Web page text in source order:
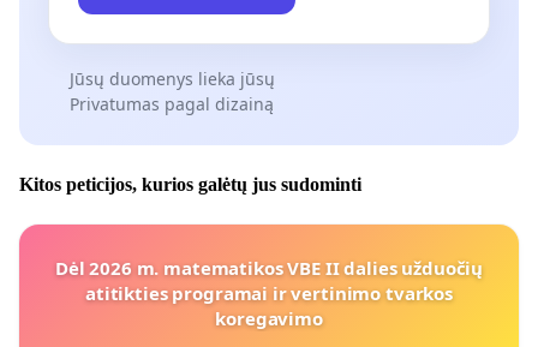
Jūsų duomenys lieka jūsų
Privatumas pagal dizainą
Kitos peticijos, kurios galėtų jus sudominti
Dėl 2026 m. matematikos VBE II dalies užduočių
atitikties programai ir vertinimo tvarkos
koregavimo